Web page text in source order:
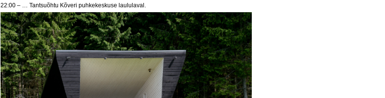
22:00 – … Tantsuõhtu Kõveri puhkekeskuse laululaval.